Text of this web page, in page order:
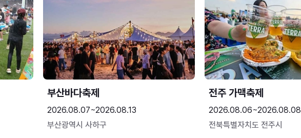
부산바다축제
2026.08.07~2026.08.13
부산광역시 사하구
전주 가맥축제
2026.08.06~2026.08.08
전북특별자치도 전주시